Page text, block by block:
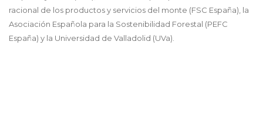
racional de los productos y servicios del monte (FSC España), la
Asociación Española para la Sostenibilidad Forestal (PEFC
España) y la Universidad de Valladolid (UVa).